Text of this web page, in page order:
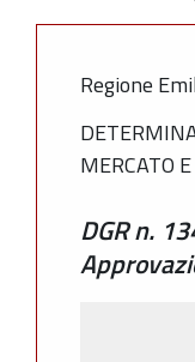
Regione
MERCATO
DGR n.